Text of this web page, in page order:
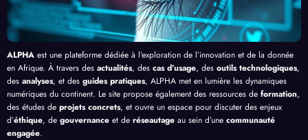
ALPHA est une plateforme dédiée à l’exploration de l’innovation et de la donnée
en Afrique. À travers des actualités, des cas d’usage, des outils technologiques,
des analyses, et des guides pratiques, ALPHA met en lumière les dynamiques
numériques du continent. Le site propose également des ressources de formation,
des études de projets concrets, et ouvre un espace pour discuter des enjeux
d’éthique, de gouvernance et de réseautage au sein d’une communauté
engagée.